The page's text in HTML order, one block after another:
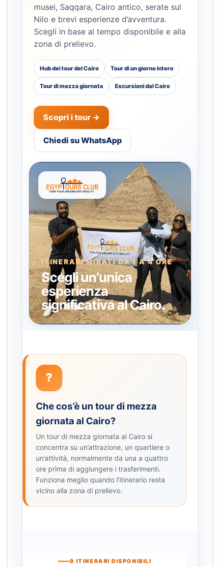
musei, Saqqara, Cairo antico, serate sul
Nilo e brevi esperienze d’avventura.
Scegli in base al tempo disponibile e alla
zona di prelievo.
Hub dei tour del Cairo Tour di un giorno intero
Tour di mezza giornata Escursioni dal Cairo
Scopri i tour →
Chiedi su WhatsApp
ITINERARI MIRATI DA 1 A 4 ORE
Scegli un’unica
esperienza
significativa al Cairo.
?
Che cos’è un tour di mezza
giornata al Cairo?
Un tour di mezza giornata al Cairo si
concentra su un’attrazione, un quartiere o
un’attività, normalmente da una a quattro
ore prima di aggiungere i trasferimenti.
Funziona meglio quando l’itinerario resta
vicino alla zona di prelievo.
9 ITINERARI DISPONIBILI